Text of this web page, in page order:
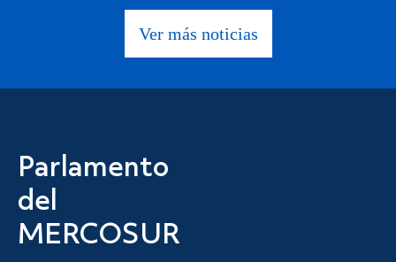
Ver más noticias
Parlamento
del
MERCOSUR